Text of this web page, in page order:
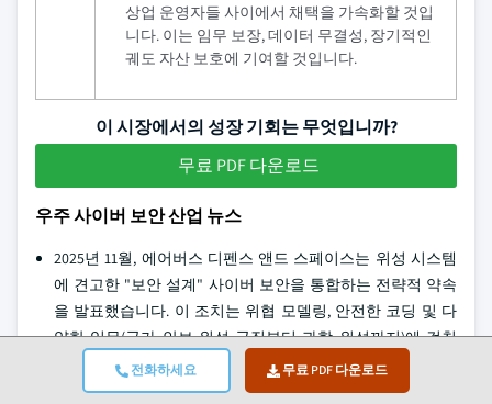
전화하세요 무료 PDF 다운로드
상업 운영자들 사이에서 채택을 가속화할 것입
니다. 이는 임무 보장, 데이터 무결성, 장기적인
궤도 자산 보호에 기여할 것입니다.
이 시장에서의 성장 기회는 무엇입니까?
무료 PDF 다운로드
우주 사이버 보안 산업 뉴스
2025년 11월, 에어버스 디펜스 앤드 스페이스는 위성 시스템
에 견고한 "보안 설계" 사이버 보안을 통합하는 전략적 약속
을 발표했습니다. 이 조치는 위협 모델링, 안전한 코딩 및 다
양한 임무(국가 안보 위성 군집부터 과학 위성까지)에 걸친
수명 주기 보호에 중점을 두고 있으며, 진화하는 사이버 위협
에 대한 내성과 유럽 및 동맹국 우주 인프라에 대한 신뢰를 강